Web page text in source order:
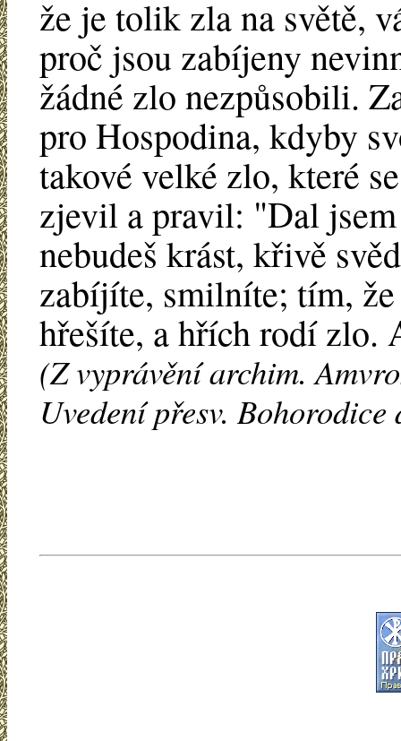
že je tolik zla na světě,
proč jsou zabíjeny
žádné zlo nezpůsobili.
pro Hospodina, kdyby
takové velké zlo, které
zjevil a pravil: "Dal
nebudeš krást, křivě
zabíjíte, smilníte; tím,
hřešíte, a hřích rodí
(Z vyprávění archim.
Uvedení přesv. Bohorodice